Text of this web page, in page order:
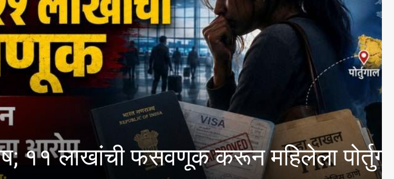
फसवणूक करून महिलेला पोर्तुगालमध्ये